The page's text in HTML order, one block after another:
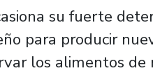
su fuerte
para producir
los alimentos de